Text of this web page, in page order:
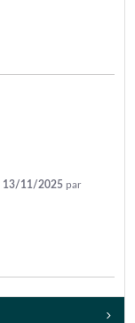
13/11/2025 par